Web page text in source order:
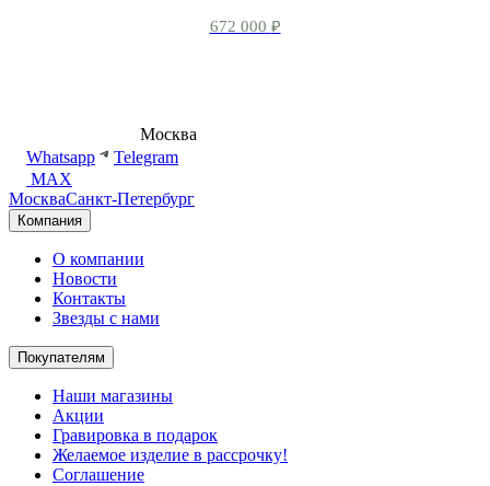
672 000 ₽
Москва
Whatsapp
Telegram
MAX
МоскваСанкт-Петербург
Компания
О компании
Новости
Контакты
Звезды с нами
Покупателям
Наши магазины
Акции
Гравировка в подарок
Желаемое изделие в рассрочку!
Соглашение